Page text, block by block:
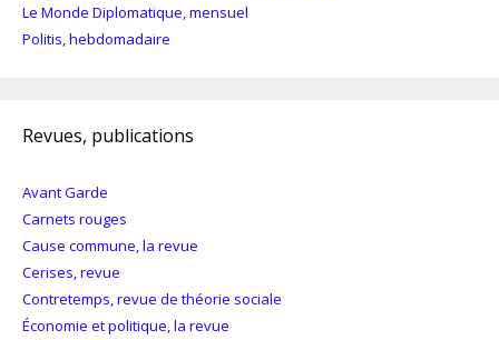
Le Monde Diplomatique, mensuel
Politis, hebdomadaire
Revues, publications
Avant Garde
Carnets rouges
Cause commune, la revue
Cerises, revue
Contretemps, revue de théorie sociale
Économie et politique, la revue